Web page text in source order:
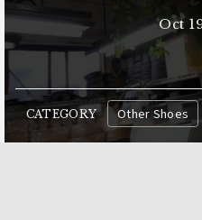
Oct
CATEGORY Other Shoes